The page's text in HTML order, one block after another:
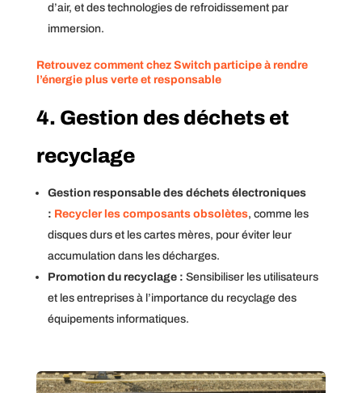
d’air, et des technologies de refroidissement par
immersion.
Retrouvez comment chez Switch participe à rendre
l’énergie plus verte et responsable
4. Gestion des déchets et
recyclage
Gestion responsable des déchets électroniques
: Recycler les composants obsolètes, comme les
disques durs et les cartes mères, pour éviter leur
accumulation dans les décharges.
Promotion du recyclage : Sensibiliser les utilisateurs
et les entreprises à l’importance du recyclage des
équipements informatiques.